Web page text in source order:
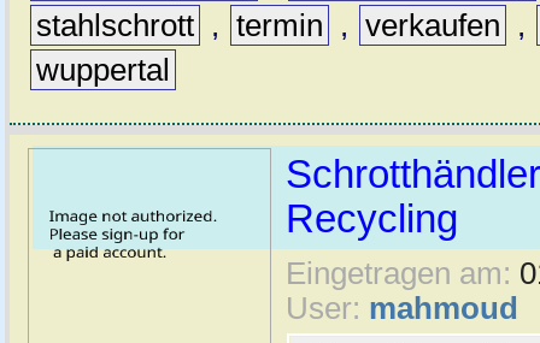
stahlschrott , termin , verkaufen
,
wuppertal
Recycling
Eingetragen am:
User: mahmoud